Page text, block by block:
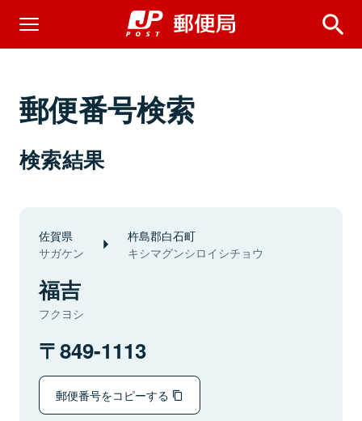
郵便番号検索
検索結果
佐賀県
サガケン
杵島郡白石町
キシマグンシロイシチョウ
福吉
フクヨシ
849-1113
郵便番号をコピーする